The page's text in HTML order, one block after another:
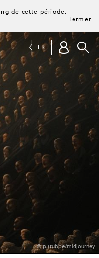
de cette période.
Fermer
FR
© p.stubbe/midjourney